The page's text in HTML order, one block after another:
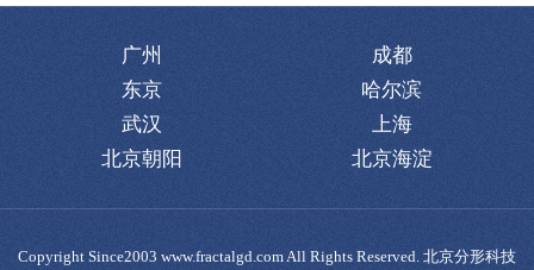
广州
成都
东京
哈尔滨
武汉
上海
北京朝阳
北京海淀
Copyright Since2003 www.fractalgd.com All Rights Reserved. 北京分形科技